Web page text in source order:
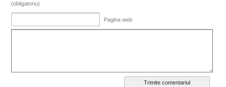
(obligatoriu)
Pagina web